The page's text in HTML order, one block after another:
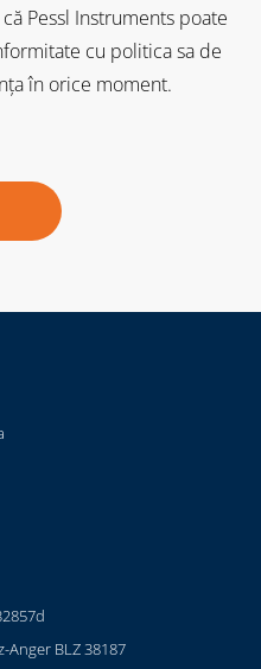
Pessl Instruments poate
cu politica sa de
în orice moment.
Anger BLZ 38187